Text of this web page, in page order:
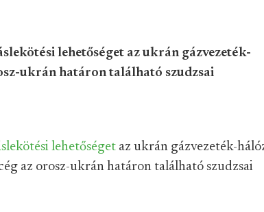
lehetőséget az ukrán gázvezeték-
ukrán határon található szudzsai
lehetőséget az ukrán gázvezeték-
az orosz-ukrán határon található szudzsai